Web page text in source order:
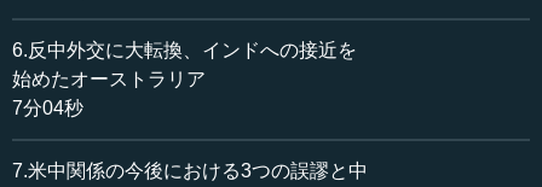
「中国離れ」が急速に進んでいるのが、2020年の非常に大
きな特徴です。やはりコロナの影響が大きいと思います。
特にイギリスはコロナの被害では、ヨーロッパでもっと
も多い死者数を数えています。さらに香港については、イ
6.反中外交に大転換、インドへの接近を
始めたオーストラリア
7分04秒
7.米中関係の今後における3つの誤謬と中